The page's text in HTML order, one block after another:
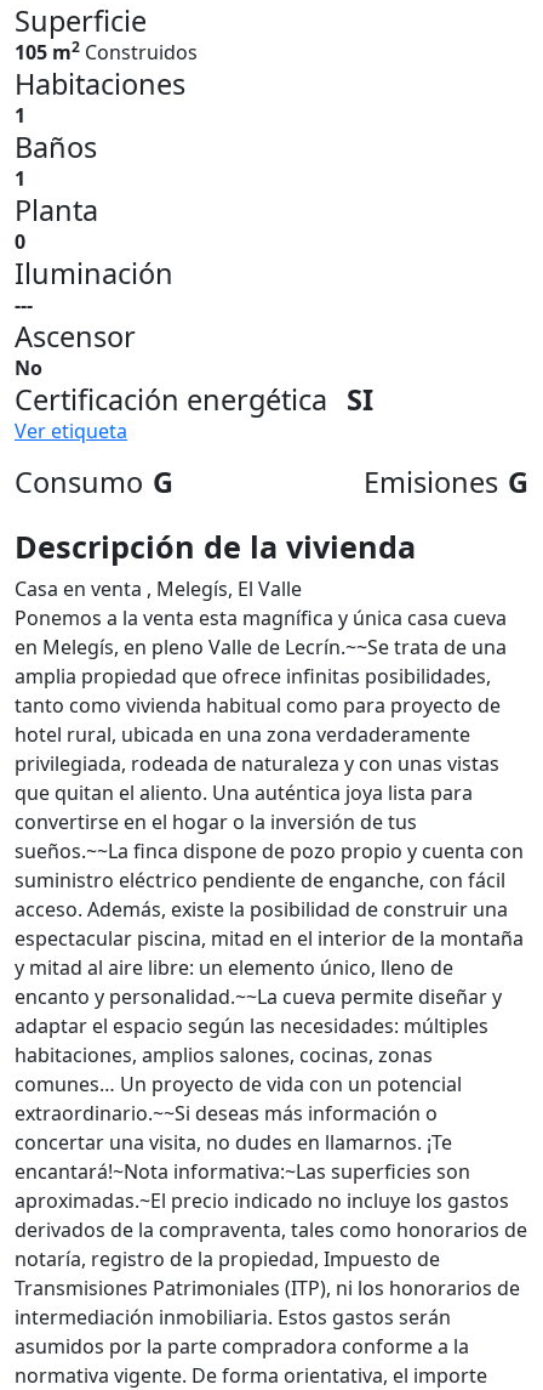
Superficie
105 m2 Construidos
Habitaciones
1
Baños
1
Planta
0
Iluminación
---
Ascensor
No
Certificación energética SI
Ver etiqueta
Consumo G Emisiones G
Descripción de la vivienda
Casa en venta , Melegís, El Valle
Ponemos a la venta esta magnífica y única casa cueva
en Melegís, en pleno Valle de Lecrín.~~Se trata de una
amplia propiedad que ofrece infinitas posibilidades,
tanto como vivienda habitual como para proyecto de
hotel rural, ubicada en una zona verdaderamente
privilegiada, rodeada de naturaleza y con unas vistas
que quitan el aliento. Una auténtica joya lista para
convertirse en el hogar o la inversión de tus
sueños.~~La finca dispone de pozo propio y cuenta con
suministro eléctrico pendiente de enganche, con fácil
acceso. Además, existe la posibilidad de construir una
espectacular piscina, mitad en el interior de la montaña
y mitad al aire libre: un elemento único, lleno de
encanto y personalidad.~~La cueva permite diseñar y
adaptar el espacio según las necesidades: múltiples
habitaciones, amplios salones, cocinas, zonas
comunes… Un proyecto de vida con un potencial
extraordinario.~~Si deseas más información o
concertar una visita, no dudes en llamarnos. ¡Te
encantará!~Nota informativa:~Las superficies son
aproximadas.~El precio indicado no incluye los gastos
derivados de la compraventa, tales como honorarios de
notaría, registro de la propiedad, Impuesto de
Transmisiones Patrimoniales (ITP), ni los honorarios de
intermediación inmobiliaria. Estos gastos serán
asumidos por la parte compradora conforme a la
normativa vigente. De forma orientativa, el importe